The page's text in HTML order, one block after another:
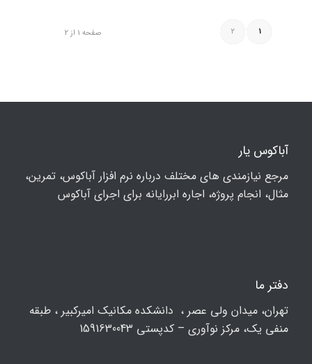
صفحه 1 از 2 1
2
آباکوس یار
مرجع نیازمندی های مختلف درباره نرم افزار آباکوس، تمرین،
مثال، انجام پروژه، اجاره ابررایانه برای اجرای آباکوس
دفتر ما
تهران، ميدان ولي عصر ، دانشکده مكانيك امیرکبیر ، طبقه
منفی یک، مرکز نوآوری – کدپستی 1591630043